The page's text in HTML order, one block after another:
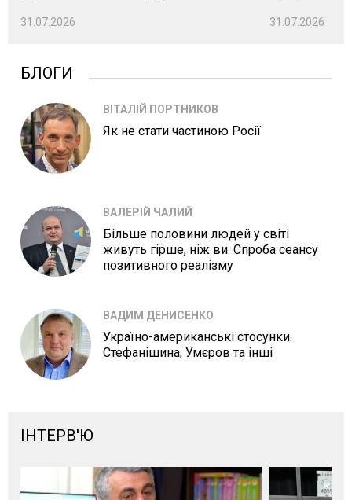
31.07.2026 31.07.2026
БЛОГИ
ВІТАЛІЙ ПОРТНИКОВ
Як не стати частиною Росії
ВАЛЕРІЙ ЧАЛИЙ
Більше половини людей у світі
живуть гірше, ніж ви. Спроба сеансу
позитивного реалізму
ВАДИМ ДЕНИСЕНКО
Україно-американські стосунки.
Стефанішина, Умєров та інші
ІНТЕРВ'Ю